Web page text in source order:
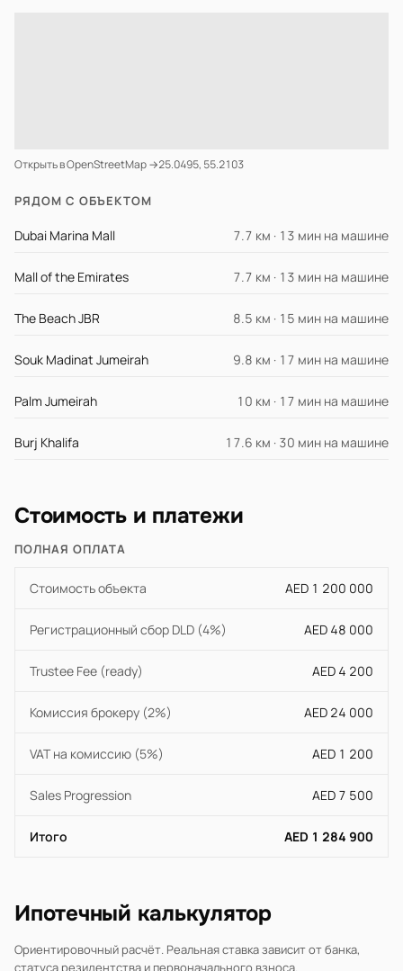
Открыть в OpenStreetMap →25.0495, 55.2103
РЯДОМ С ОБЪЕКТОМ
Dubai Marina Mall 7.7 км · 13 мин на машине
Mall of the Emirates 7.7 км · 13 мин на машине
The Beach JBR 8.5 км · 15 мин на машине
Souk Madinat Jumeirah 9.8 км · 17 мин на машине
Palm Jumeirah 10 км · 17 мин на машине
Burj Khalifa 17.6 км · 30 мин на машине
Стоимость и платежи
ПОЛНАЯ ОПЛАТА
Стоимость объекта AED 1 200 000
Регистрационный сбор DLD (4%) AED 48 000
Trustee Fee (ready) AED 4 200
Комиссия брокеру (2%) AED 24 000
VAT на комиссию (5%) AED 1 200
Sales Progression AED 7 500
Итого AED 1 284 900
Ипотечный калькулятор
Ориентировочный расчёт. Реальная ставка зависит от банка,
статуса резидентства и первоначального взноса.